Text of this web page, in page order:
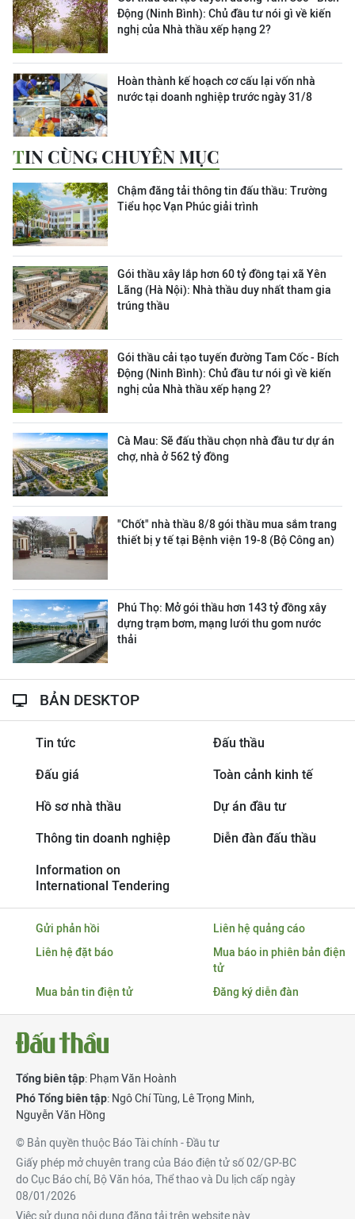
Động (Ninh Bình): Chủ đầu tư nói gì về kiến
nghị của Nhà thầu xếp hạng 2?
Hoàn thành kế hoạch cơ cấu lại vốn nhà
nước tại doanh nghiệp trước ngày 31/8
TIN CÙNG CHUYÊN MỤC
Chậm đăng tải thông tin đấu thầu: Trường
Tiểu học Vạn Phúc giải trình
Gói thầu xây lắp hơn 60 tỷ đồng tại xã Yên
Lãng (Hà Nội): Nhà thầu duy nhất tham gia
trúng thầu
Gói thầu cải tạo tuyến đường Tam Cốc - Bích
Động (Ninh Bình): Chủ đầu tư nói gì về kiến
nghị của Nhà thầu xếp hạng 2?
Cà Mau: Sẽ đấu thầu chọn nhà đầu tư dự án
chợ, nhà ở 562 tỷ đồng
"Chốt" nhà thầu 8/8 gói thầu mua sắm trang
thiết bị y tế tại Bệnh viện 19-8 (Bộ Công an)
Phú Thọ: Mở gói thầu hơn 143 tỷ đồng xây
dựng trạm bơm, mạng lưới thu gom nước
thải
BẢN DESKTOP
Tin tức Đấu thầu
Đấu giá Toàn cảnh kinh tế
Hồ sơ nhà thầu Dự án đầu tư
Thông tin doanh nghiệp Diễn đàn đấu thầu
Information on
International Tendering
Gửi phản hồi
Liên hệ quảng cáo
Liên hệ đặt báo
Mua báo in phiên bản điện
tử
Mua bản tin điện tử
Đăng ký diễn đàn
Tổng biên tập: Phạm Văn Hoành
Phó Tổng biên tập: Ngô Chí Tùng, Lê Trọng Minh,
Nguyễn Văn Hồng
© Bản quyền thuộc Báo Tài chính - Đầu tư
Giấy phép mở chuyên trang của Báo điện tử số 02/GP-BC
do Cục Báo chí, Bộ Văn hóa, Thể thao và Du lịch cấp ngày
08/01/2026
Việc sử dụng nội dung đăng tải trên website này